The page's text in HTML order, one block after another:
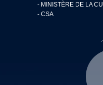
- MINISTÈRE DE LA
- CSA